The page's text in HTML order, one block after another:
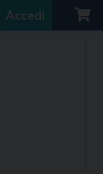
Accedi